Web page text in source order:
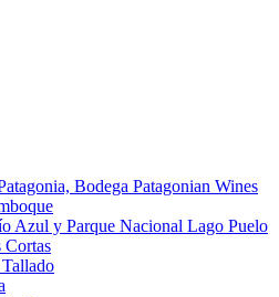
Bodega Patagonian Wines
Azul y Parque Nacional Lago Puelo
Cortas